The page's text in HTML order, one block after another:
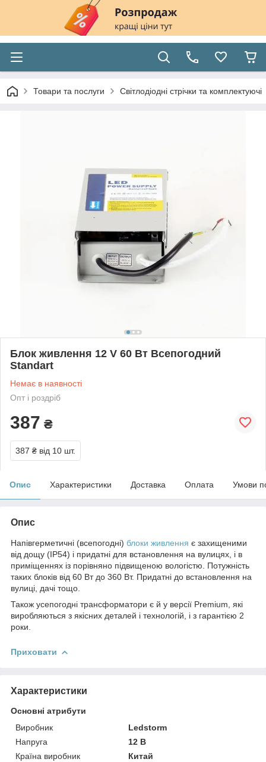
Товари та послуги Світлодіодні стрічки та комплектуючі
Блок живлення 12 V 60 Вт Всепогодний
Standart
Немає в наявності
Опт і роздріб
387 ₴
387 ₴ від 10 шт.
Опис Характеристики Доставка Оплата Умови
Опис
Напівгерметичні (всепогодні) блоки живлення є захищеними
від дощу (IP54) і придатні для встановлення на вулицях, і в
приміщеннях із порівняно підвищеною вологістю. Потужність
таких блоків від 60 Вт до 360 Вт. Придатні до встановлення на
вулиці, дачі тощо.
Також усепогодні трансформатори є й у версії Premium, які
виробляються з якісних деталей і технологій, і з гарантією 2
роки.
Приховати
Характеристики
Основні атрибути
Виробник
Ledstorm
Напруга
12 В
Країна виробник
Китай